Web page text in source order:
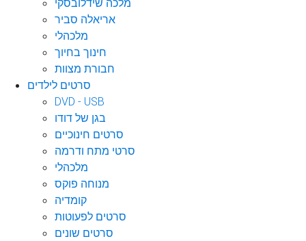
אריאלה סביר
מלכהלי
חינוך בחיוך
חבורת מצוות
סרטים לילדים
DVD - USB
בגן של דודו
סרטים חינוכיים
סרטי מתח ודרמה
מלכהלי
מנוחה פוקס
קומדיה
סרטים לפעוטות
סרטים שונים